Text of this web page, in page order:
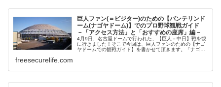
巨人ファン(＝ビジター)のための【バンテリンド
ーム(ナゴヤドーム)】でのプロ野球観戦ガイド
－「アクセス方法」と「おすすめの座席」編－
4月9日、名古屋ドームで行われた、【巨人－中日】戦を観
に行きました！そこで今回は、巨人ファンのための【ナゴ
ヤドームでの観戦ガイド】を書かせて頂きます。「ナゴヤ
freesecurelife.com